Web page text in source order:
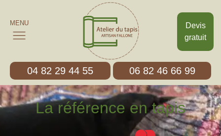
Devis
gratuit
MENU
04 82 29 44 55 06 82 46 66 99
La référence en tapis